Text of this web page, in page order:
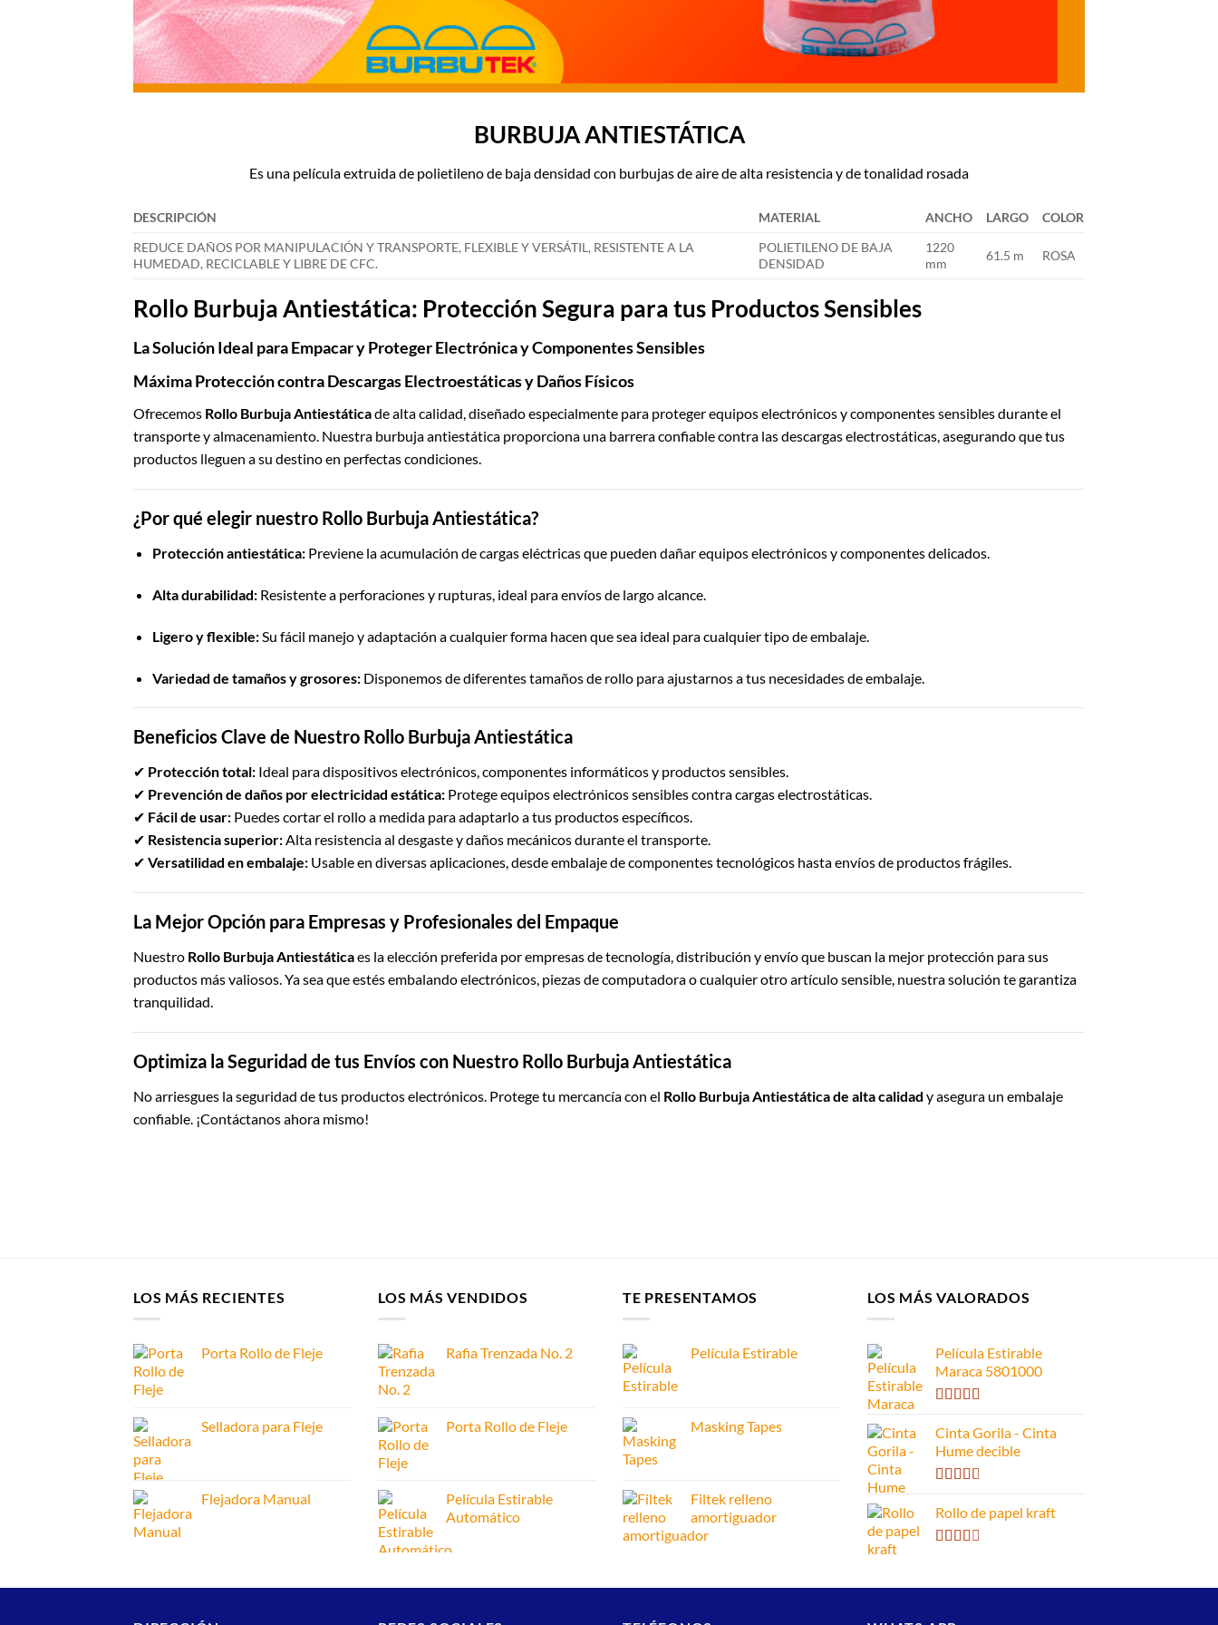
BURBUJA ANTIESTÁTICA
Es una película extruida de polietileno de baja densidad con burbujas de aire de alta resistencia y de tonalidad rosada
DESCRIPCIÓN MATERIAL ANCHO LARGO
COLOR
REDUCE DAÑOS POR MANIPULACIÓN Y TRANSPORTE, FLEXIBLE Y VERSÁTIL, RESISTENTE A LA
HUMEDAD, RECICLABLE Y LIBRE DE CFC.
POLIETILENO DE BAJA
DENSIDAD
1220
mm
61.5 m ROSA
Rollo Burbuja Antiestática: Protección Segura para tus Productos Sensibles
La Solución Ideal para Empacar y Proteger Electrónica y Componentes Sensibles
Máxima Protección contra Descargas Electroestáticas y Daños Físicos
Ofrecemos Rollo Burbuja Antiestáticade alta calidad, diseñado especialmente para proteger equipos electrónicos y componentes sensibles durante el
transporte y almacenamiento. Nuestra burbuja antiestática proporciona una barrera confiable contra las descargas electrostáticas, asegurando que tus
productos lleguen a su destino en perfectas condiciones.
¿Por qué elegir nuestro Rollo Burbuja Antiestática?
Protección antiestática:Previene la acumulación de cargas eléctricas que pueden dañar equipos electrónicos y componentes delicados.
Alta durabilidad:Resistente a perforaciones y rupturas, ideal para envíos de largo alcance.
Ligero y flexible:Su fácil manejo y adaptación a cualquier forma hacen que sea ideal para cualquier tipo de embalaje.
Variedad de tamaños y grosores:Disponemos de diferentes tamaños de rollo para ajustarnos a tus necesidades de embalaje.
Beneficios Clave de Nuestro Rollo Burbuja Antiestática
✔ Protección total: Ideal para dispositivos electrónicos, componentes informáticos y productos sensibles.
✔ Prevención de daños por electricidad estática: Protege equipos electrónicos sensibles contra cargas electrostáticas.
✔ Fácil de usar: Puedes cortar el rollo a medida para adaptarlo a tus productos específicos.
✔ Resistencia superior:Alta resistencia al desgaste y daños mecánicos durante el transporte.
✔ Versatilidad en embalaje: Usable en diversas aplicaciones, desde embalaje de componentes tecnológicos hasta envíos de productos frágiles.
La Mejor Opción para Empresas y Profesionales del Empaque
Nuestro Rollo Burbuja Antiestáticaes la elección preferida por empresas de tecnología, distribución y envío que buscan la mejor protección para sus
productos más valiosos. Ya sea que estés embalando electrónicos, piezas de computadora o cualquier otro artículo sensible, nuestra solución te garantiza
tranquilidad.
Optimiza la Seguridad de tus Envíos con Nuestro Rollo Burbuja Antiestática
No arriesgues la seguridad de tus productos electrónicos. Protege tu mercancía con el Rollo Burbuja Antiestática de alta calidad y asegura un embalaje
confiable. ¡Contáctanos ahora mismo!
LOS MÁS RECIENTES
Porta Rollo de Fleje
Selladora para Fleje
Flejadora Manual
LOS MÁS VENDIDOS
Rafia Trenzada No. 2
Porta Rollo de Fleje
Película Estirable
Automático
TE PRESENTAMOS
Película Estirable
Masking Tapes
Filtek relleno
amortiguador
LOS MÁS VALORADOS
Película Estirable
Maraca 5801000
con4.00
de 5
Cinta Gorila - Cinta
Hume decible
con
de 5
Rollo de papel kraft
2.52